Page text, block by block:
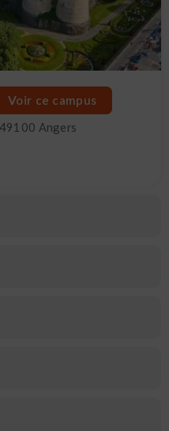
Voir ce campus
Angers